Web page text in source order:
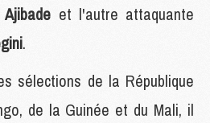
Ajibade et l'autre attaquante
.
sélections de la République
de la Guinée et du Mali, il